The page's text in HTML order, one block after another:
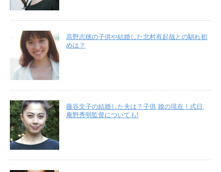
高野志穂の子供や結婚した北村有起哉との馴れ初
めは？
藤谷文子の結婚した夫は？子供,娘の現在！式日,
庵野秀明監督についても!